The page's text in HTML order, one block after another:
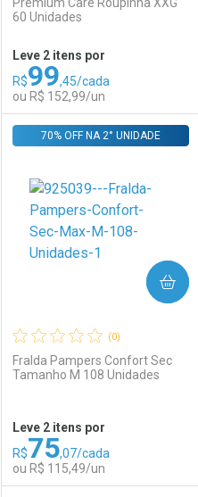
Comprar sem Desconto
Por R$ 79,11/cada
Comprar sem Desconto
Por R$ 79,11/cada
60 Unidades
Leve 2 itens por
R$99,45/cada
ou R$ 152,99/un
Laboratório
Comprar sem Desconto
Por R$ 152,99/cada
Por Menos
Comprar sem Desconto
Por R$ 152,99/cada
(0)
Fralda Pampers Confort Sec
Tamanho M 108 Unidades
70% OFF NA 2° UNIDADE
Leve 2 itens por
R$75,07/cada
ou R$ 115,49/un
COMPRAR